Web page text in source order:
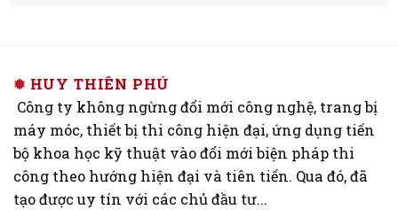
❅ HUY THIÊN PHÚ
Công ty không ngừng đổi mới công nghệ, trang bị
máy móc, thiết bị thi công hiện đại, ứng dụng tiến
bộ khoa học kỹ thuật vào đổi mới biện pháp thi
công theo hướng hiện đại và tiên tiến. Qua đó, đã
tạo được uy tín với các chủ đầu tư...